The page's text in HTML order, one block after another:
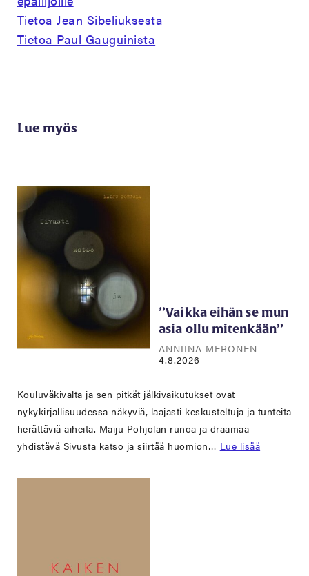
Tietoa Jean Sibeliuksesta
Tietoa Paul Gauguinista
Lue myös
’’Vaikka eihän se mun
asia ollu mitenkään’’
ANNIINA MERONEN
4.8.2026
Kouluväkivalta ja sen pitkät jälkivaikutukset ovat
nykykirjallisuudessa näkyviä, laajasti keskusteltuja ja tunteita
herättäviä aiheita. Maiju Pohjolan runoa ja draamaa
yhdistävä Sivusta katso ja siirtää huomion… Lue lisää